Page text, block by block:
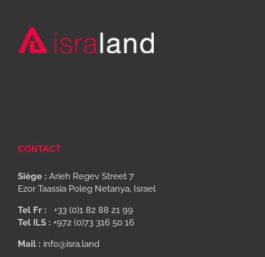
CONTACT
Siège : Arieh Regev Street 7
Ezor Taassia Poleg Netanya, Israel
Tel Fr : +33 (0)1 82 88 21 99
Tel ILS : +972 (0)73 316 50 16
Mail : info@isra.land